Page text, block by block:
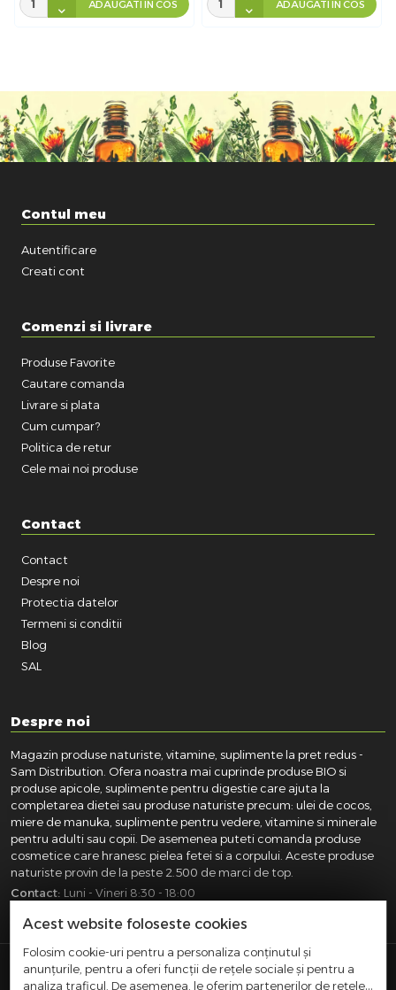
ADAUGATI IN COS ADAUGATI IN COS
Contul meu
Autentificare
Creati cont
Comenzi si livrare
Produse Favorite
Cautare comanda
Livrare si plata
Cum cumpar?
Politica de retur
Cele mai noi produse
Contact
Contact
Despre noi
Protectia datelor
Termeni si conditii
Blog
SAL
Despre noi
Magazin produse naturiste, vitamine, suplimente la pret redus -
Sam Distribution. Ofera noastra mai cuprinde produse BIO si
produse apicole, suplimente pentru digestie care ajuta la
completarea dietei sau produse naturiste precum: ulei de cocos,
miere de manuka, suplimente pentru vedere, vitamine si minerale
pentru adulti sau copii. De asemenea puteti comanda produse
cosmetice care hranesc pielea fetei si a corpului. Aceste produse
naturiste provin de la peste 2.500 de marci de top.
Contact: Luni - Vineri 8:30 - 18:00
SAM DISTRIBUTION S.R.L.- Registrul Comertului:
Acest website foloseste cookies
Folosim cookie-uri pentru a personaliza conținutul și
anunțurile, pentru a oferi funcții de rețele sociale și pentru a
analiza traficul. De asemenea, le oferim partenerilor de rețele